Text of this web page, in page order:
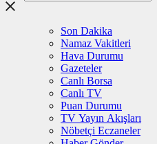
Son Dakika
Namaz Vakitleri
Hava Durumu
Gazeteler
Canlı Borsa
Canlı TV
Puan Durumu
TV Yayın Akışları
Nöbetçi Eczaneler